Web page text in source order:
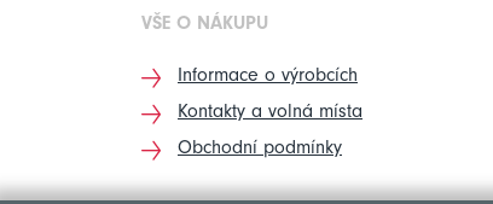
VŠE O NÁKUPU
Informace o výrobcích
Kontakty a volná místa
Obchodní podmínky